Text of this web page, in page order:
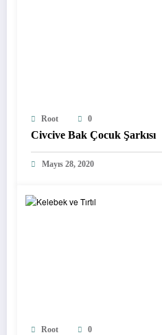
Root 0
Civcive Bak Çocuk Şarkısı
Mayıs 28, 2020
Root 0